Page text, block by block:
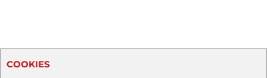
COOKIES